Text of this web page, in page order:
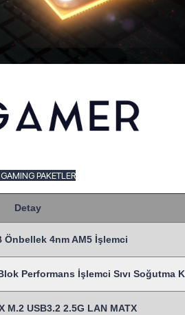
PAKETLER
Detay
Önbellek 4nm AM5 İşlemci
Performans İşlemci Sıvı Soğutma
M.2 USB3.2 2.5G LAN MATX